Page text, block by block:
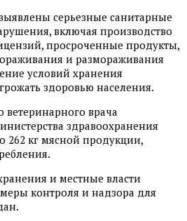
серьезные санитарные
включая производство
просроченные продукты,
и размораживания
условий хранения
здоровью населения.
врача
здравоохранения
262 кг мясной продукции,
и местные власти
контроля и надзора для